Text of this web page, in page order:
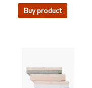
out of 5
Buy product